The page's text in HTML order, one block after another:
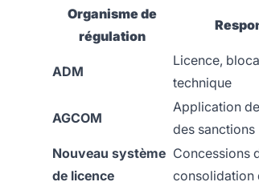
Organisme de
régulation
ADM
Licence,
technique
AGCOM
Application
des sanctions
Nouveau système
de licence
Concessions
consolidation